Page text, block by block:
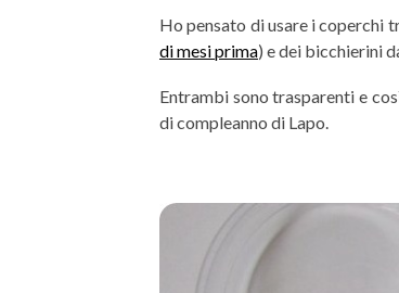
Ho pensato di usare i coperchi
di mesi prima) e dei bicchierini
Entrambi sono trasparenti e
di compleanno di Lapo.